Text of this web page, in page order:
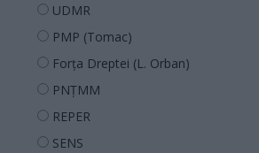
UDMR
PMP (Tomac)
Forța Dreptei (L. Orban)
PNȚMM
REPER
SENS